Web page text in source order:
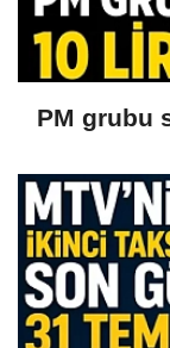
PM grubu